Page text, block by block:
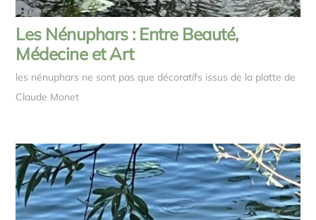
Les Nénuphars : Entre Beauté,
Médecine et Art
les nénuphars ne sont pas que décoratifs issus de la platte de
Claude Monet